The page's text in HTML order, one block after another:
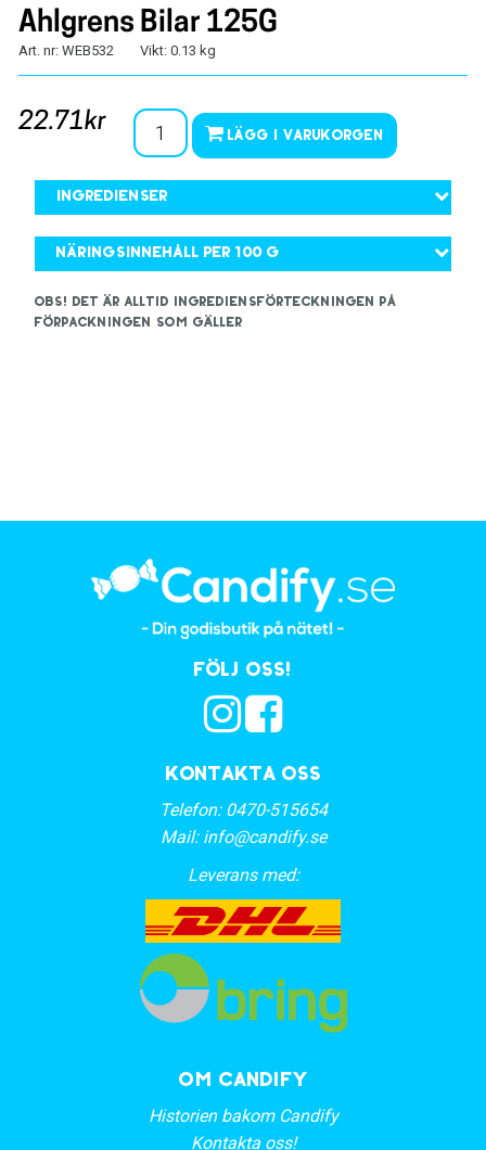
Ahlgrens Bilar 125G
Art. nr: WEB532 Vikt: 0.13 kg
22.71kr
Lägg i varukorgen
Ingredienser
Näringsinnehåll per 100 g
OBS! Det är alltid ingrediensförteckningen på
förpackningen som gäller
Kontakta oss
Telefon: 0470-515654
Mail: info@candify.se
Leverans med:
Följ oss!
OM CANDIFY
Historien bakom Candify
Kontakta oss!